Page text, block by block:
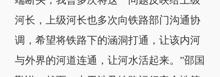
河长，上级河长也多次向铁路部门沟通协
调，希望将铁路下的涵洞打通，让该内河
与外界的河道连通，让河水活起来。”邵国